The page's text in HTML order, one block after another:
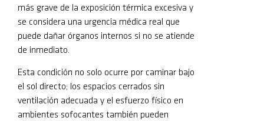
más grave de la exposición térmica excesiva y
se considera una urgencia médica real que
puede dañar órganos internos si no se atiende
de inmediato.
Esta condición no solo ocurre por caminar bajo
el sol directo; los espacios cerrados sin
ventilación adecuada y el esfuerzo físico en
ambientes sofocantes también pueden